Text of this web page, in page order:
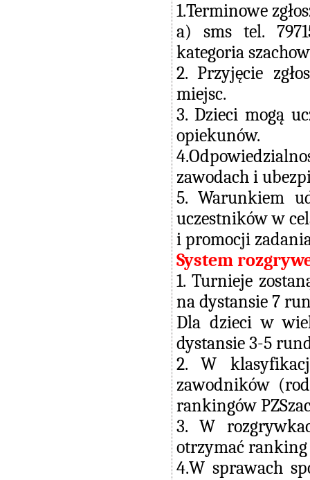
1.Terminowe
a) sms tel.
kategoria
2. Przyjęcie
miejsc.
3. Dzieci mogą
opiekunów.
zawodach i
5. Warunkiem
uczestników w
i promocji
System
1. Turnieje
na dystansie 7
Dla dzieci w
dystansie 3-5
2. W
zawodników
rankingów
3. W
otrzymać
4.W sprawach